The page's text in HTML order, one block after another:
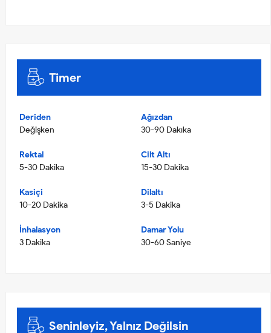
Timer
Deriden
Değişken
Ağızdan
30-90 Dakıka
Rektal
5-30 Dakika
Cilt Altı
15-30 Dakika
Kasiçi
10-20 Dakika
Dilaltı
3-5 Dakika
İnhalasyon
3 Dakika
Damar Yolu
30-60 Saniye
Seninleyiz, Yalnız Değilsin